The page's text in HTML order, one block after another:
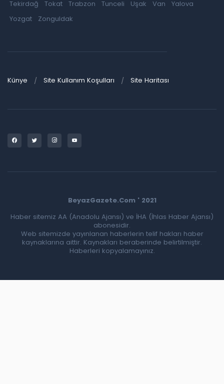
Tekirdağ
Tokat Trabzon Tunceli Uşak Van
Yalova
Yozgat
Zonguldak
Künye Site Kullanım Koşulları Site Haritası
BeyazGazete.Com ' 2021
Haber sitemiz AA (Anadolu Ajansı) ve İHA (İhlas Haber Ajansı)
abonesidir.
Web sitemizde yayınlanan haberlerin telif hakları haber
kaynaklarına aittir. Kaynakları beraberinde belirtilmiştir.
Haberleri kopyalamayınız.